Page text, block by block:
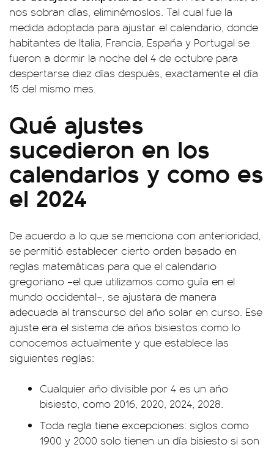
nos sobran días, eliminémoslos. Tal cual fue la
medida adoptada para ajustar el calendario, donde
habitantes de Italia, Francia, España y Portugal se
fueron a dormir la noche del 4 de octubre para
despertarse diez días después, exactamente el día
15 del mismo mes.
Qué ajustes
sucedieron en los
calendarios y como es
el 2024
De acuerdo a lo que se menciona con anterioridad,
se permitió establecer cierto orden basado en
reglas matemáticas para que el calendario
gregoriano –el que utilizamos como guía en el
mundo occidental–, se ajustara de manera
adecuada al transcurso del año solar en curso. Ese
ajuste era el sistema de años bisiestos como lo
conocemos actualmente y que establece las
siguientes reglas:
Cualquier año divisible por 4 es un año
bisiesto, como 2016, 2020, 2024, 2028.
Toda regla tiene excepciones: siglos como
1900 y 2000 solo tienen un día bisiesto si son